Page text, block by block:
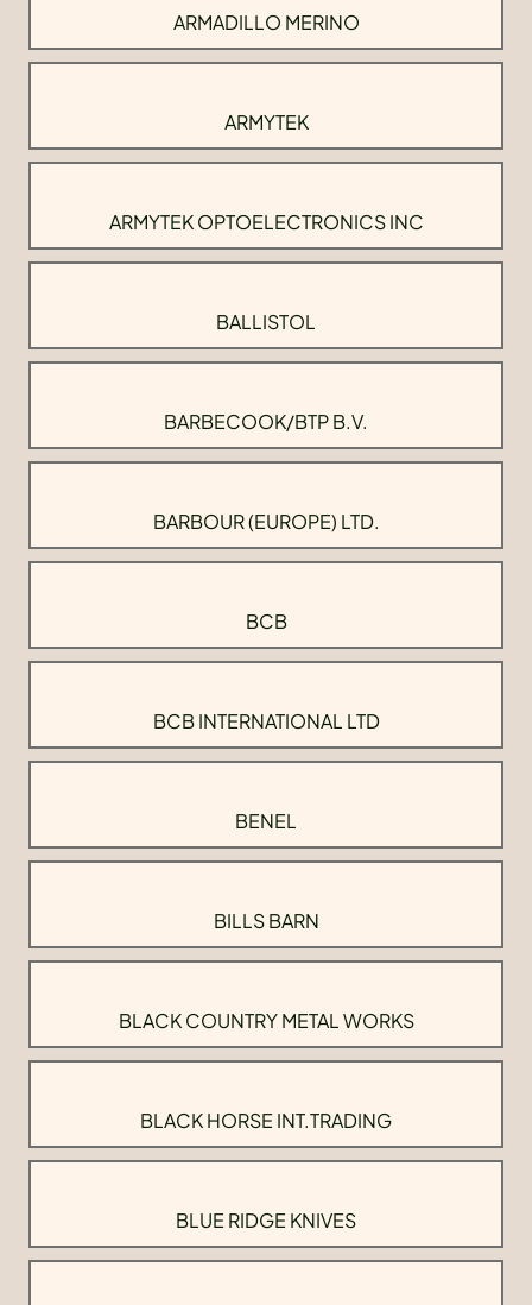
ARMADILLO MERINO
ARMYTEK
ARMYTEK OPTOELECTRONICS INC
BALLISTOL
BARBECOOK/BTP B.V.
BARBOUR (EUROPE) LTD.
BCB
BCB INTERNATIONAL LTD
BENEL
BILLS BARN
BLACK COUNTRY METAL WORKS
BLACK HORSE INT.TRADING
BLUE RIDGE KNIVES